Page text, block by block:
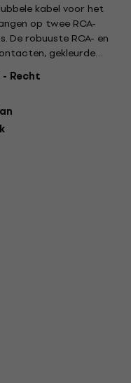
kabel voor het
op twee RCA-
De robuuste RCA- en
gekleurde
en een
lange levensduur en
Recht